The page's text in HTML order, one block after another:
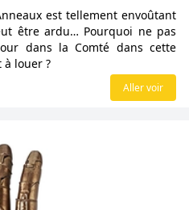
est tellement envoûtant
être ardu… Pourquoi ne pas
dans la Comté dans cette
louer ?
Aller voir